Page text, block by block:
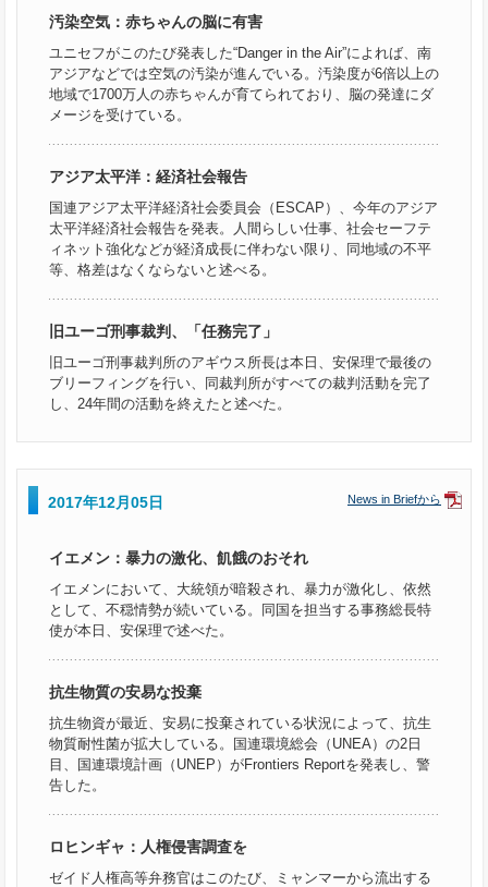
汚染空気：赤ちゃんの脳に有害
ユニセフがこのたび発表した“Danger in the Air”によれば、南
アジアなどでは空気の汚染が進んでいる。汚染度が6倍以上の
地域で1700万人の赤ちゃんが育てられており、脳の発達にダ
メージを受けている。
アジア太平洋：経済社会報告
国連アジア太平洋経済社会委員会（ESCAP）、今年のアジア
太平洋経済社会報告を発表。人間らしい仕事、社会セーフテ
ィネット強化などが経済成長に伴わない限り、同地域の不平
等、格差はなくならないと述べる。
旧ユーゴ刑事裁判、「任務完了」
旧ユーゴ刑事裁判所のアギウス所長は本日、安保理で最後の
ブリーフィングを行い、同裁判所がすべての裁判活動を完了
し、24年間の活動を終えたと述べた。
2017年12月05日 News in Briefから
イエメン：暴力の激化、飢餓のおそれ
イエメンにおいて、大統領が暗殺され、暴力が激化し、依然
として、不穏情勢が続いている。同国を担当する事務総長特
使が本日、安保理で述べた。
抗生物質の安易な投棄
抗生物資が最近、安易に投棄されている状況によって、抗生
物質耐性菌が拡大している。国連環境総会（UNEA）の2日
目、国連環境計画（UNEP）がFrontiers Reportを発表し、警
告した。
ロヒンギャ：人権侵害調査を
ゼイド人権高等弁務官はこのたび、ミャンマーから流出する